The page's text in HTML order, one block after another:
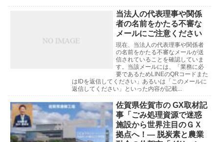
当法人の代表理事や関係
者の名前をかたる不審な
メールにご注意ください
現在、当法人の代表理事や関係者
の名前をかたる不審なメールが送
信されていることを確認していま
す。当該メールには、「業務に必
要であるためLINEのQRコードまた
はIDを返信してください」あるいは「このメールに
返信してください」といった内容が記載...
佐賀県佐賀市の GX取材記
事「ごみ処理資源で迷惑
施設から世界注目のＧＸ
拠点へ！― 脱炭素と農業